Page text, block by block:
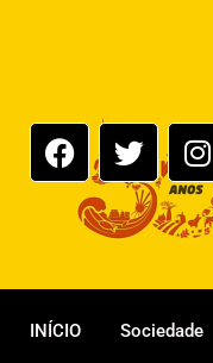
INÍCIO Sociedade